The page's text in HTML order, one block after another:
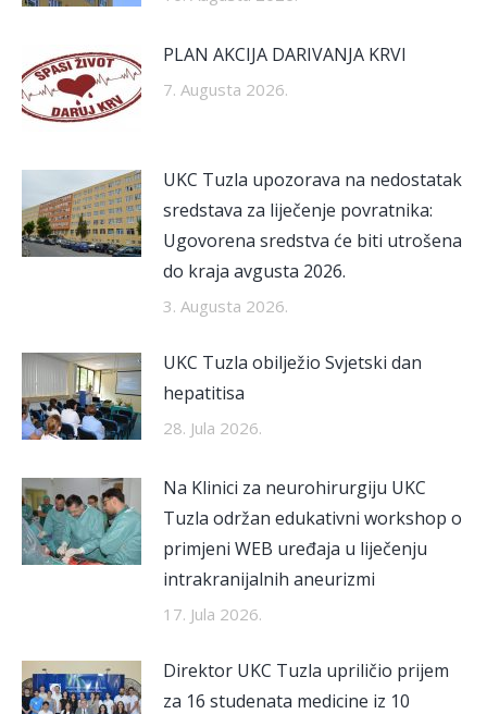
PLAN AKCIJA DARIVANJA KRVI
7. Augusta 2026.
UKC Tuzla upozorava na nedostatak
sredstava za liječenje povratnika:
Ugovorena sredstva će biti utrošena
do kraja avgusta 2026.
3. Augusta 2026.
UKC Tuzla obilježio Svjetski dan
hepatitisa
28. Jula 2026.
Na Klinici za neurohirurgiju UKC
Tuzla održan edukativni workshop o
primjeni WEB uređaja u liječenju
intrakranijalnih aneurizmi
17. Jula 2026.
Direktor UKC Tuzla upriličio prijem
za 16 studenata medicine iz 10